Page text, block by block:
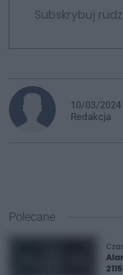
Subskrybuj
10/03/2024
Redakcja
Polecane